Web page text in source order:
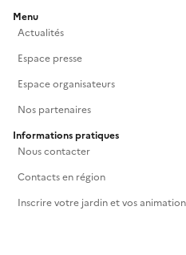
Menu
Actualités
Espace presse
Espace organisateurs
Nos partenaires
Informations pratiques
Nous contacter
Contacts en région
Inscrire votre jardin et vos